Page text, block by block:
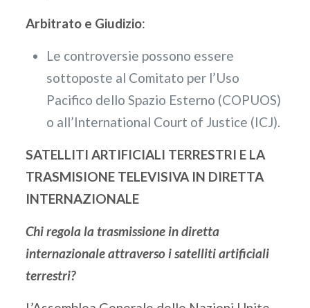
Arbitrato e Giudizio:
Le controversie possono essere
sottoposte al Comitato per l’Uso
Pacifico dello Spazio Esterno (COPUOS)
o all’International Court of Justice (ICJ).
SATELLITI ARTIFICIALI TERRESTRI E LA
TRASMISIONE TELEVISIVA IN DIRETTA
INTERNAZIONALE
Chi regola la trasmissione in diretta
internazionale attraverso i satelliti artificiali
terrestri?